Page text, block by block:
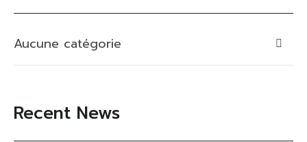
Aucune catégorie
Recent News